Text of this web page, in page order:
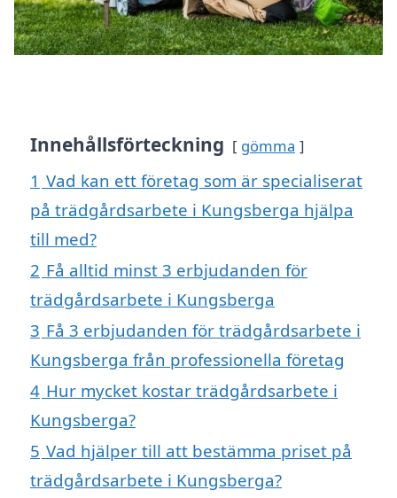
Innehållsförteckning gömma
1 Vad kan ett företag som är specialiserat
på trädgårdsarbete i Kungsberga hjälpa
till med?
2 Få alltid minst 3 erbjudanden för
trädgårdsarbete i Kungsberga
3 Få 3 erbjudanden för trädgårdsarbete i
Kungsberga från professionella företag
4 Hur mycket kostar trädgårdsarbete i
Kungsberga?
5 Vad hjälper till att bestämma priset på
trädgårdsarbete i Kungsberga?